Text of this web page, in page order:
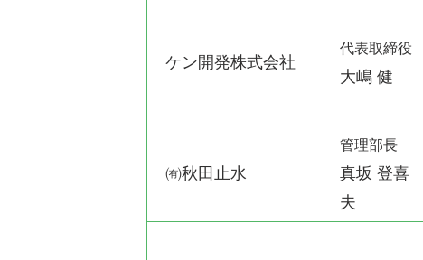
ケン開発株式会社
代表取締役
大嶋 健
㈲秋田止水
管理部長
真坂 登喜
夫